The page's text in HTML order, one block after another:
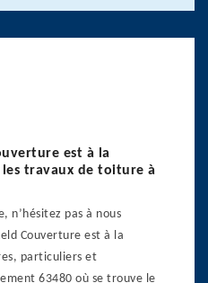
est à la
travaux de toiture à
n’hésitez pas à nous
Couverture est à la
particuliers et
63480 où se trouve le